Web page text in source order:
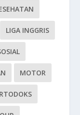
LIGA INGGRIS
MOTOR